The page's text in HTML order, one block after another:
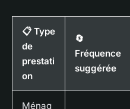
📋 Type
de
prestati
on
🔄
Fréquence
suggérée
Ménag